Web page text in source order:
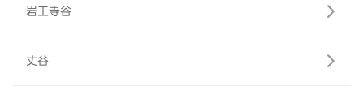
岩王寺谷
丈谷